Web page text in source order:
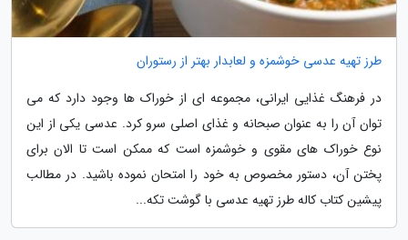
طرز تهیه عدسی خوشمزه و لعابدار بهتر از رستوران
در فرهنگ غذایی ایرانی، مجموعه ای از خوراک ها وجود دارد که می
توان آن را به عنوان صبحانه و غذای اصلی سرو کرد. عدسی یکی از این
نوع خوراک های مقوی و خوشمزه است که ممکن است تا الان برای
پختن آن، دستور مخصوص به خود را امتحان نموده باشید. در مطالب
پیشین کتاب کاله طرز تهیه عدسی با گوشت تکه...